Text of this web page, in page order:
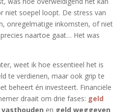
niet soepel loopt. De stress van
onregelmatige inkomsten, of niet
naartoe gaat… Het was
weet ik hoe essentieel het is
te verdienen, maar ook grip te
beheert én investeert. Financiële
draait om drie fases: geld
vasthouden en geld weggeven